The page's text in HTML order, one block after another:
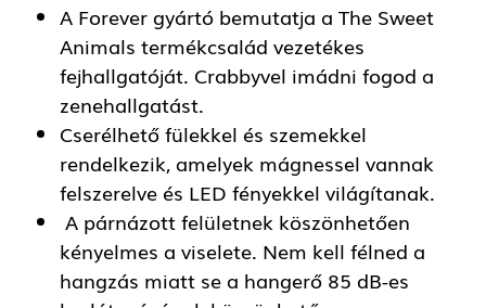
A Forever gyártó bemutatja a The Sweet
Animals termékcsalád vezetékes
fejhallgatóját. Crabbyvel imádni fogod a
zenehallgatást.
Cserélhető fülekkel és szemekkel
rendelkezik, amelyek mágnessel vannak
felszerelve és LED fényekkel világítanak.
A párnázott felületnek köszönhetően
kényelmes a viselete. Nem kell félned a
hangzás miatt se a hangerő 85 dB-es